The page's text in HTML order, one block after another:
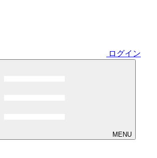
ログイン
MENU